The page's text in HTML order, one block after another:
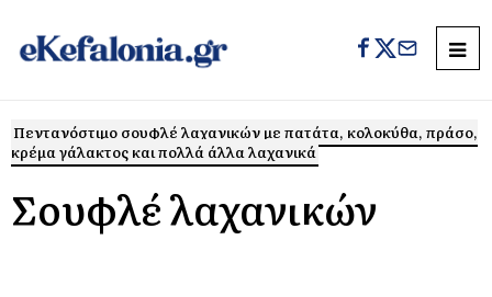
Πεντανόστιμο σουφλέ λαχανικών με πατάτα, κολοκύθα, πράσο,
κρέμα γάλακτος και πολλά άλλα λαχανικά
Σουφλέ λαχανικών